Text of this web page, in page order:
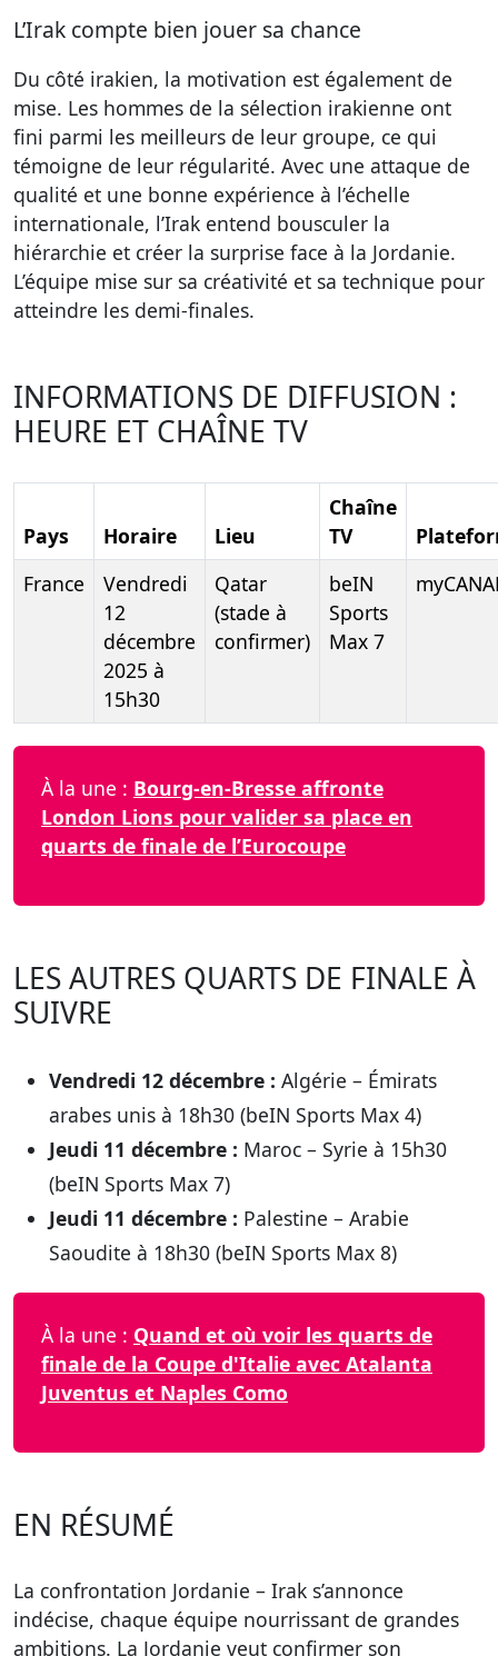
L’Irak compte bien jouer sa chance
Du côté irakien, la motivation est également de
mise. Les hommes de la sélection irakienne ont
fini parmi les meilleurs de leur groupe, ce qui
témoigne de leur régularité. Avec une attaque de
qualité et une bonne expérience à l’échelle
internationale, l’Irak entend bousculer la
hiérarchie et créer la surprise face à la Jordanie.
L’équipe mise sur sa créativité et sa technique pour
atteindre les demi-finales.
INFORMATIONS DE DIFFUSION :
HEURE ET CHAÎNE TV
Pays Horaire Lieu
Chaîne
TV
France
Vendredi
12
décembre
2025 à
15h30
Qatar
(stade à
confirmer)
beIN
Sports
Max 7
À la une : Bourg-en-Bresse affronte
London Lions pour valider sa place en
quarts de finale de l’Eurocoupe
LES AUTRES QUARTS DE FINALE À
SUIVRE
Vendredi 12 décembre : Algérie – Émirats
arabes unis à 18h30 (beIN Sports Max 4)
Jeudi 11 décembre : Maroc – Syrie à 15h30
(beIN Sports Max 7)
Jeudi 11 décembre : Palestine – Arabie
Saoudite à 18h30 (beIN Sports Max 8)
À la une : Quand et où voir les quarts de
finale de la Coupe d'Italie avec Atalanta
Juventus et Naples Como
EN RÉSUMÉ
La confrontation Jordanie – Irak s’annonce
indécise, chaque équipe nourrissant de grandes
ambitions. La Jordanie veut confirmer son